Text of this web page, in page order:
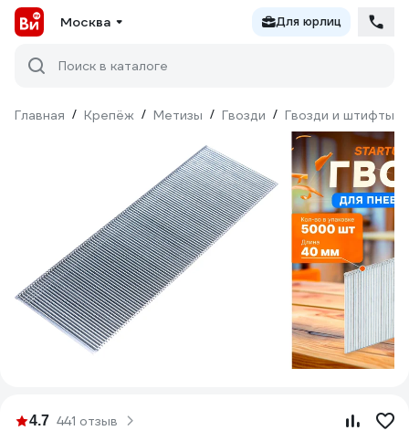
Москва Для юрлиц
Поиск в каталоге
Главная / Крепёж / Метизы / Гвозди / Гвозди и штифты
4.7 441 отзыв